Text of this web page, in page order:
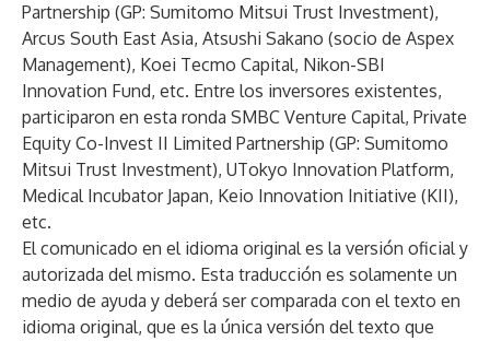
Partnership (GP: Sumitomo Mitsui Trust Investment),
Arcus South East Asia, Atsushi Sakano (socio de Aspex
Management), Koei Tecmo Capital, Nikon-SBI
Innovation Fund, etc. Entre los inversores existentes,
participaron en esta ronda SMBC Venture Capital, Private
Equity Co-Invest II Limited Partnership (GP: Sumitomo
Mitsui Trust Investment), UTokyo Innovation Platform,
Medical Incubator Japan, Keio Innovation Initiative (KII),
etc.
El comunicado en el idioma original es la versión oficial y
autorizada del mismo. Esta traducción es solamente un
medio de ayuda y deberá ser comparada con el texto en
idioma original, que es la única versión del texto que